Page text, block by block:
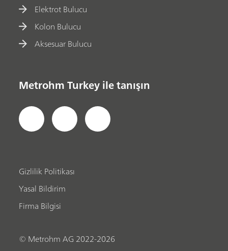
Elektrot Bulucu
Kolon Bulucu
Aksesuar Bulucu
Metrohm Turkey ile tanışın
Gizlilik Politikası
Yasal Bildirim
Firma Bilgisi
© Metrohm AG 2022-2026